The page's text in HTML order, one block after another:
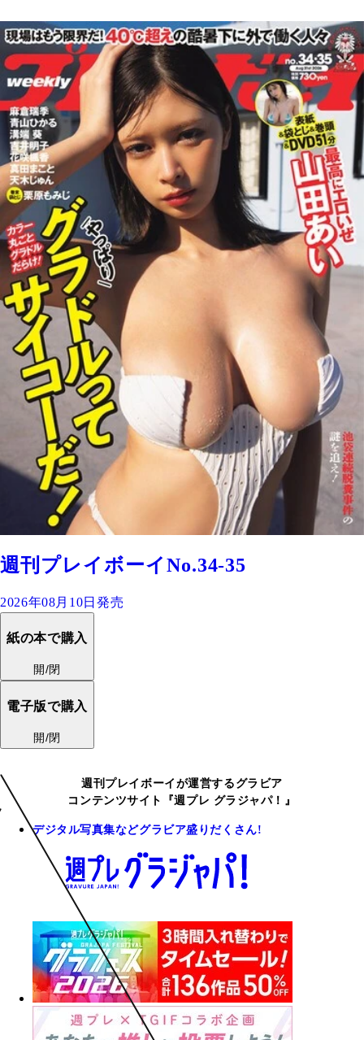
週刊プレイボーイNo.34-35
2026年08月10日発売
紙の本で購入
開/閉
電子版で購入
開/閉
週刊プレイボーイが運営するグラビア
コンテンツサイト『週プレ グラジャパ！』
デジタル写真集などグラビア盛りだくさん!